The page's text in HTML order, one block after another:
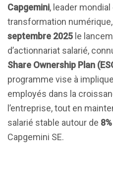
Capgemini, leader
transformation
septembre 2025 le
d’actionnariat salarié,
Share Ownership Plan
programme vise à
employés dans la
l’entreprise, tout en
salarié stable autour de 8%
Capgemini SE.